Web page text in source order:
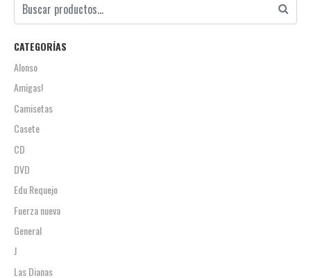
CATEGORÍAS
Alonso
Amigas!
Camisetas
Casete
CD
DVD
Edu Requejo
Fuerza nueva
General
J
Las Dianas